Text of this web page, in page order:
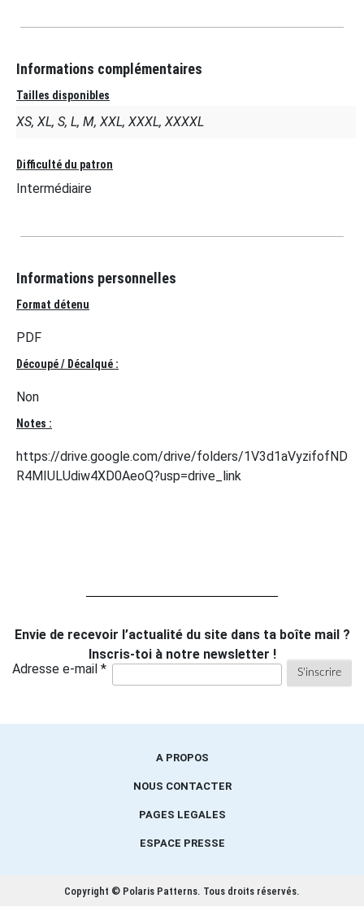
Informations complémentaires
Tailles disponibles
XS, XL, S, L, M, XXL, XXXL, XXXXL
Difficulté du patron
Intermédiaire
Informations personnelles
Format détenu
PDF
Découpé / Décalqué :
Non
Notes :
https://drive.google.com/drive/folders/1V3d1aVyzifofND
R4MIULUdiw4XD0AeoQ?usp=drive_link
Envie de recevoir l’actualité du site dans ta boîte mail ?
Inscris-toi à notre newsletter !
Adresse e-mail *
A PROPOS
NOUS CONTACTER
PAGES LEGALES
ESPACE PRESSE
Copyright © Polaris Patterns. Tous droits réservés.